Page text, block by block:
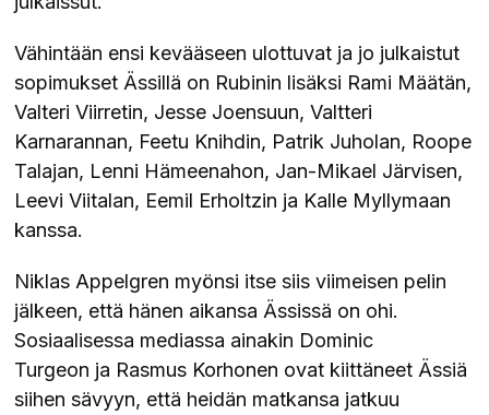
Vähintään ensi kevääseen ulottuvat ja jo julkaistut
sopimukset Ässillä on Rubinin lisäksi Rami Määtän,
Valteri Viirretin, Jesse Joensuun, Valtteri
Karnarannan, Feetu Knihdin, Patrik Juholan, Roope
Talajan, Lenni Hämeenahon, Jan-Mikael Järvisen,
Leevi Viitalan, Eemil Erholtzin ja Kalle Myllymaan
kanssa.
Niklas Appelgren myönsi itse siis viimeisen pelin
jälkeen, että hänen aikansa Ässissä on ohi.
Sosiaalisessa mediassa ainakin Dominic
Turgeon ja Rasmus Korhonen ovat kiittäneet Ässiä
siihen sävyyn, että heidän matkansa jatkuu